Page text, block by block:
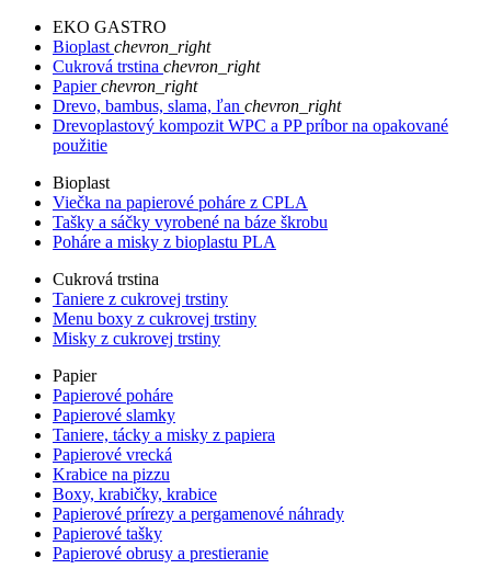
EKO GASTRO
Bioplast chevron_right
Cukrová trstina chevron_right
Papierchevron_right
Drevo, bambus, slama, ľan chevron_right
Drevoplastový kompozit WPC a PP príbor na opakované
použitie
Bioplast
Viečka na papierové poháre z CPLA
Tašky a sáčky vyrobené na báze škrobu
Poháre a misky z bioplastu PLA
Cukrová trstina
Taniere z cukrovej trstiny
Menu boxy z cukrovej trstiny
Misky z cukrovej trstiny
Papier
Papierové poháre
Papierové slamky
Taniere, tácky a misky z papiera
Papierové vrecká
Krabice na pizzu
Boxy, krabičky, krabice
Papierové prírezy a pergamenové náhrady
Papierové tašky
Papierové obrusy a prestieranie